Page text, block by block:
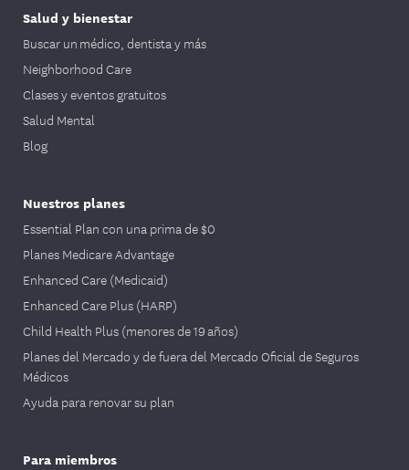
Salud y bienestar
Buscar un médico, dentista y más
Neighborhood Care
Clases y eventos gratuitos
Salud Mental
Blog
Nuestros planes
Essential Plan con una prima de $0
Planes Medicare Advantage
Enhanced Care (Medicaid)
Enhanced Care Plus (HARP)
Child Health Plus (menores de 19 años)
Planes del Mercado y de fuera del Mercado Oficial de Seguros
Médicos
Ayuda para renovar su plan
Para miembros